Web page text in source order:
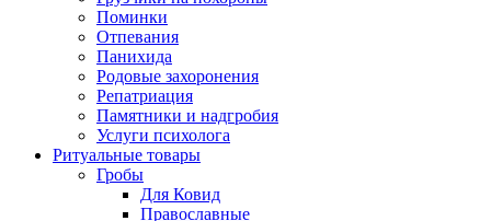
Поминки
Отпевания
Панихида
Родовые захоронения
Репатриация
Памятники и надгробия
Услуги психолога
Ритуальные товары
Гробы
Для Ковид
Православные